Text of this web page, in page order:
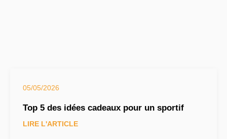
05/05/2026
Top 5 des idées cadeaux pour un sportif
LIRE L'ARTICLE